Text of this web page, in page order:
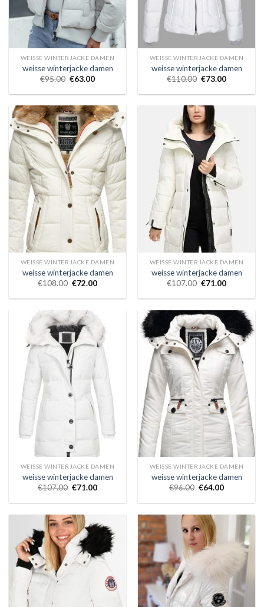
WEISSE WINTERJACKE DAMEN
weisse winterjacke damen
€95.00 €63.00
WEISSE WINTERJACKE DAMEN
weisse winterjacke damen
€110.00 €73.00
WEISSE WINTERJACKE DAMEN
weisse winterjacke damen
€108.00 €72.00
WEISSE WINTERJACKE DAMEN
weisse winterjacke damen
€107.00 €71.00
WEISSE WINTERJACKE DAMEN
weisse winterjacke damen
€107.00 €71.00
WEISSE WINTERJACKE DAMEN
weisse winterjacke damen
€96.00 €64.00